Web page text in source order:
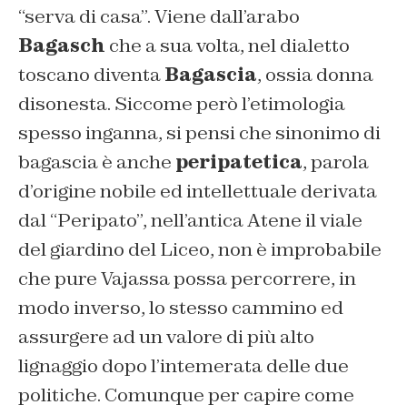
“serva di casa”. Viene dall’arabo
Bagasch che a sua volta, nel dialetto
toscano diventaBagascia, ossia donna
disonesta. Siccome però l’etimologia
spesso inganna, si pensi che sinonimo di
bagascia è anche peripatetica, parola
d’origine nobile ed intellettuale derivata
dal “Peripato”, nell’antica Atene il viale
del giardino del Liceo, non è improbabile
che pure Vajassa possa percorrere, in
modo inverso, lo stesso cammino ed
assurgere ad un valore di più alto
lignaggio dopo l’intemerata delle due
politiche. Comunque per capire come